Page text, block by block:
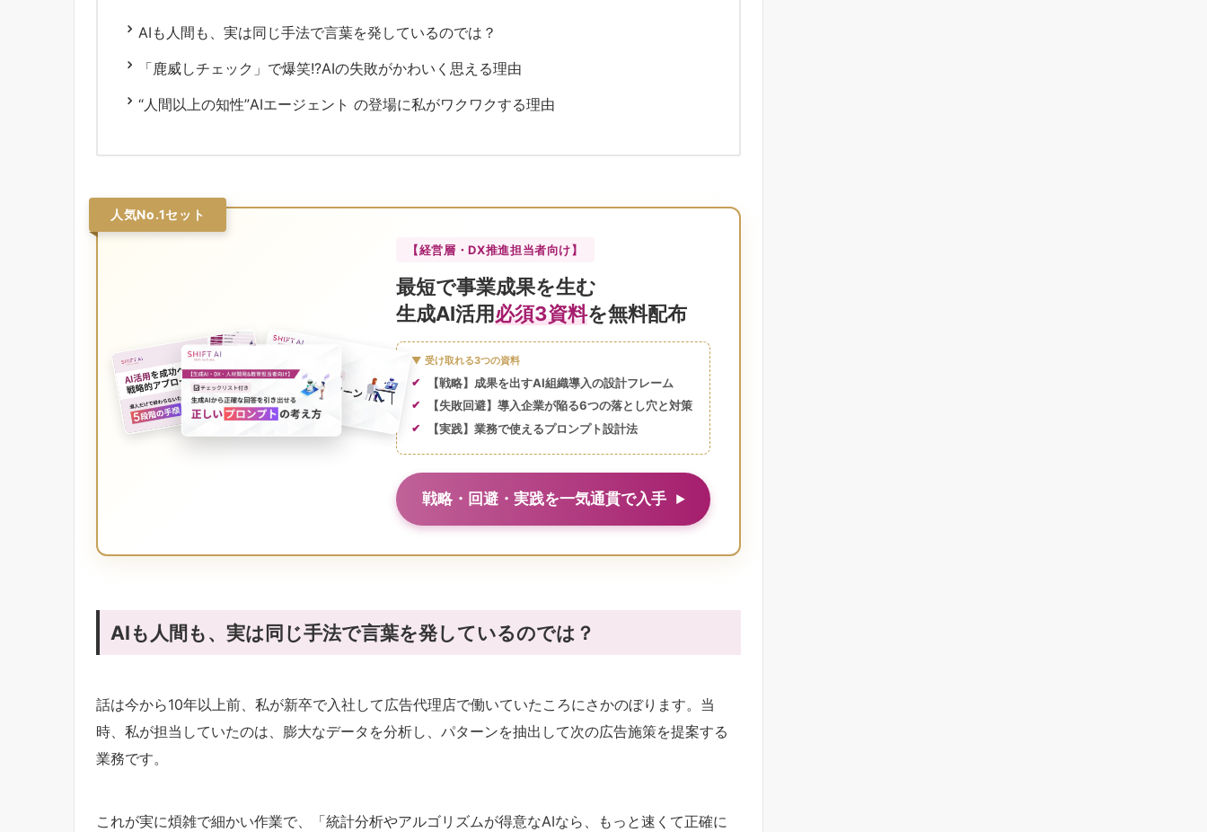
AIも人間も、実は同じ手法で言葉を発しているのでは？
「鹿威しチェック」で爆笑!?AIの失敗がかわいく思える理由
“人間以上の知性”AIエージェント の登場に私がワクワクする理由
人気No.1セット
【経営層・DX推進担当者向け】
最短で事業成果を生む
生成AI活用必須3資料を無料配布
▼ 受け取れる3つの資料
【戦略】成果を出すAI組織導入の設計フレーム
【失敗回避】導入企業が陥る6つの落とし穴と対策
【実践】業務で使えるプロンプト設計法
戦略・回避・実践を一気通貫で入手
AIも人間も、実は同じ手法で言葉を発しているのでは？
話は今から10年以上前、私が新卒で入社して広告代理店で働いていたころにさかのぼります。当
時、私が担当していたのは、膨大なデータを分析し、パターンを抽出して次の広告施策を提案する
業務です。
これが実に煩雑で細かい作業で、「統計分析やアルゴリズムが得意なAIなら、もっと速くて正確に